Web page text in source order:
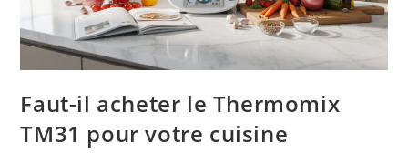
Faut-il acheter le Thermomix
TM31 pour votre cuisine